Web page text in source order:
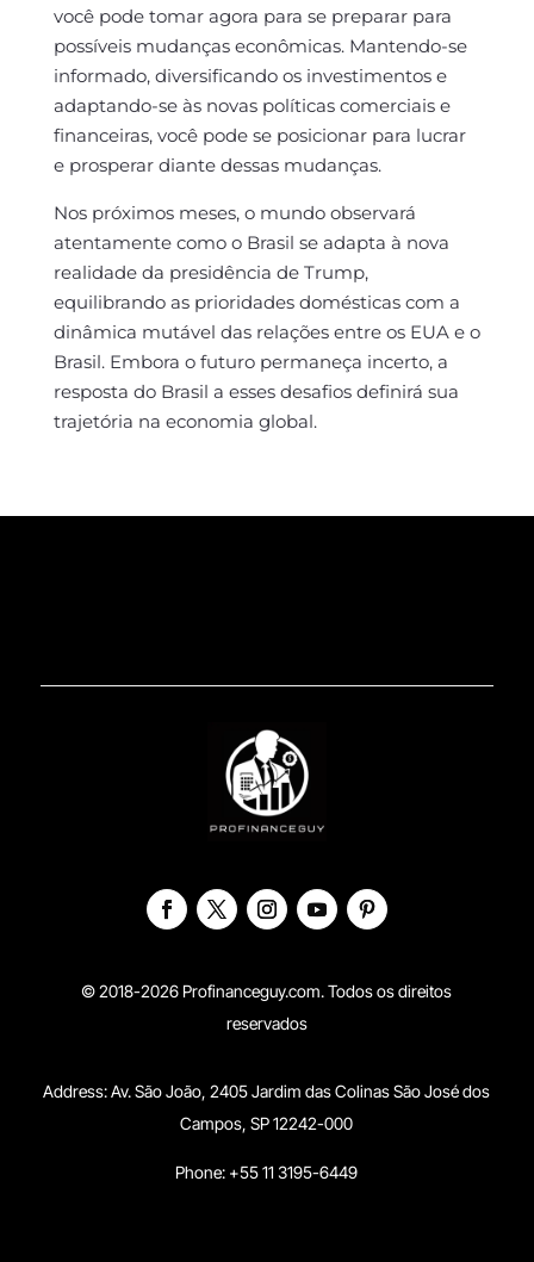
você pode tomar agora para se preparar para
possíveis mudanças econômicas. Mantendo-se
informado, diversificando os investimentos e
adaptando-se às novas políticas comerciais e
financeiras, você pode se posicionar para lucrar
e prosperar diante dessas mudanças.
Nos próximos meses, o mundo observará
atentamente como o Brasil se adapta à nova
realidade da presidência de Trump,
equilibrando as prioridades domésticas com a
dinâmica mutável das relações entre os EUA e o
Brasil. Embora o futuro permaneça incerto, a
resposta do Brasil a esses desafios definirá sua
trajetória na economia global.
© 2018-2026 Profinanceguy.com. Todos os direitos
reservados
Address:Av. São João, 2405 Jardim das Colinas São José dos
Campos, SP 12242-000
Phone: +55 11 3195-6449